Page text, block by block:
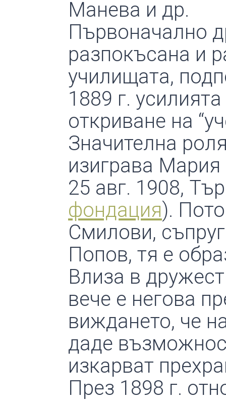
Манева и др.
Първоначално
разпокъсана и
училищата,
1889 г.
откриване на
Значителна
изиграва
25 авг. 1908,
фондация).
Смилови,
Попов, тя е
Влиза в
вече е негова
виждането, че
даде
изкарват
През 1898 г.